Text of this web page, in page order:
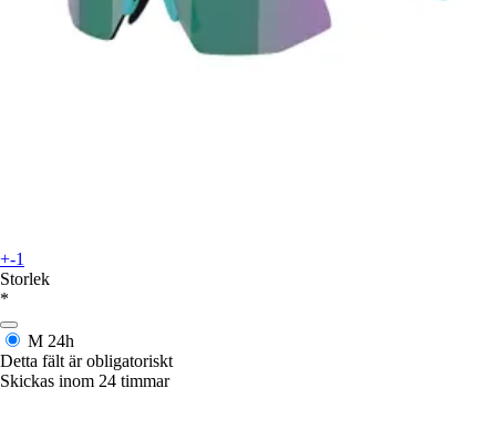
+-1
Storlek
*
M 24h
Detta fält är obligatoriskt
Skickas inom 24 timmar